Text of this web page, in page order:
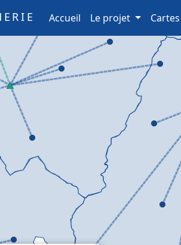
Accueil (current)
Le projet Cartes